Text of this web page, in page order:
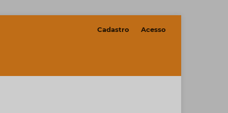
Cadastro Acesso